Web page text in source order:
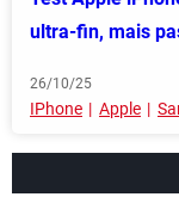
ultra-fin, mais
26/10/25
IPhone Apple